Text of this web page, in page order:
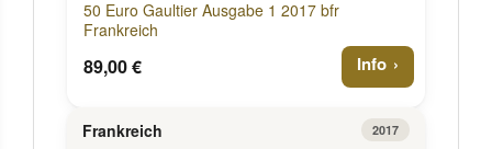
50 Euro Gaultier Ausgabe 1 2017 bfr
Frankreich
89,00 € Info
Frankreich 2017